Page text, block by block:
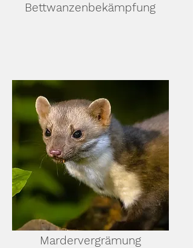
Bettwanzenbekämpfung
Mardervergrämung